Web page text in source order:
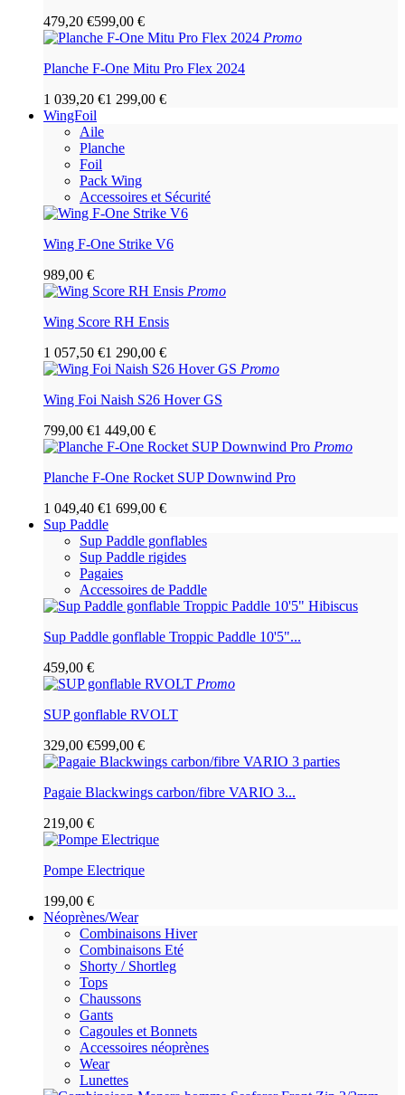
479,20 €599,00 €
Promo
Planche F-One Mitu Pro Flex 2024
1 039,20 €1 299,00 €
WingFoil
Aile
Planche
Foil
Pack Wing
Accessoires et Sécurité
Wing F-One Strike V6
989,00 €
Promo
Wing Score RH Ensis
1 057,50 €1 290,00 €
Promo
Wing Foi Naish S26 Hover GS
799,00 €1 449,00 €
Promo
Planche F-One Rocket SUP Downwind Pro
1 049,40 €1 699,00 €
Sup Paddle
Sup Paddle gonflables
Sup Paddle rigides
Pagaies
Accessoires de Paddle
Sup Paddle gonflable Troppic Paddle 10'5"...
459,00 €
Promo
SUP gonflable RVOLT
329,00 €599,00 €
Pagaie Blackwings carbon/fibre VARIO 3...
219,00 €
Pompe Electrique
199,00 €
Néoprènes/Wear
Combinaisons Hiver
Combinaisons Eté
Shorty / Shortleg
Tops
Chaussons
Gants
Cagoules et Bonnets
Accessoires néoprènes
Wear
Lunettes